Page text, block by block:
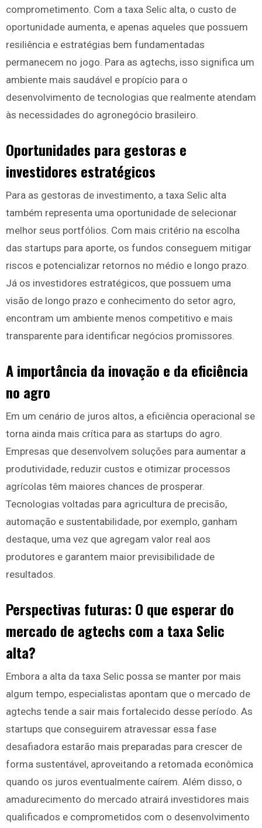
comprometimento. Com a taxa Selic alta, o custo de
oportunidade aumenta, e apenas aqueles que possuem
resiliência e estratégias bem fundamentadas
permanecem no jogo. Para as agtechs, isso significa um
ambiente mais saudável e propício para o
desenvolvimento de tecnologias que realmente atendam
às necessidades do agronegócio brasileiro.
Oportunidades para gestoras e
investidores estratégicos
Para as gestoras de investimento, a taxa Selic alta
também representa uma oportunidade de selecionar
melhor seus portfólios. Com mais critério na escolha
das startups para aporte, os fundos conseguem mitigar
riscos e potencializar retornos no médio e longo prazo.
Já os investidores estratégicos, que possuem uma
visão de longo prazo e conhecimento do setor agro,
encontram um ambiente menos competitivo e mais
transparente para identificar negócios promissores.
A importância da inovação e da eficiência
no agro
Em um cenário de juros altos, a eficiência operacional se
torna ainda mais crítica para as startups do agro.
Empresas que desenvolvem soluções para aumentar a
produtividade, reduzir custos e otimizar processos
agrícolas têm maiores chances de prosperar.
Tecnologias voltadas para agricultura de precisão,
automação e sustentabilidade, por exemplo, ganham
destaque, uma vez que agregam valor real aos
produtores e garantem maior previsibilidade de
resultados.
Perspectivas futuras: O que esperar do
mercado de agtechs com a taxa Selic
alta?
Embora a alta da taxa Selic possa se manter por mais
algum tempo, especialistas apontam que o mercado de
agtechs tende a sair mais fortalecido desse período. As
startups que conseguirem atravessar essa fase
desafiadora estarão mais preparadas para crescer de
forma sustentável, aproveitando a retomada econômica
quando os juros eventualmente caírem. Além disso, o
amadurecimento do mercado atrairá investidores mais
qualificados e comprometidos com o desenvolvimento